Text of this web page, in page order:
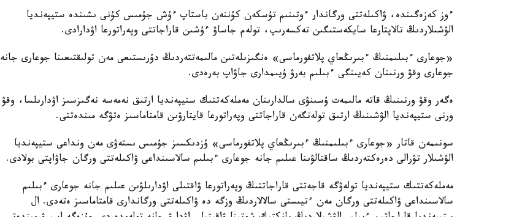
ءوز كەزەگىندە، ۋاكىلەتتى ورگاندار ءوتىنىم تۇسكەن كۇننەن باستاپ ءۇش جۇمىس كۇنى ىشىندە ستيپەنديا
الۋشىلاردىڭ تالاپتارعا سايكەستىگىن تەكسەرىپ، تولەم جاساۋ ءۇشىن قاراجاتتى وپەراتورعا اۋدارادى.
«جوعارى ءبىلىمنىڭ ءبىرىڭعاي پلاتفورماسى» ەنگىزىلەتىن مالىمەتتەردىڭ دۇرىستىعى مەن تولىقتىعىنا جوعارى جانە
جوعارى وقۋ ورنىنان كەيىنگى ءبىلىم بەرۋ ۇيىمدارى جاۋاپ بەرەدى.
ەگەر وقۋ ورنىنىڭ قاتە مالىمەت ۇسىنۋى سالدارىنان مەملەكەتتىك ستيپەنديا ارتىق نەمەسە نەگىزسىز اۋدارىلسا، وقۋ
ورنى ستيپەنديا الۋشىنىڭ ارتىق تولەنگەن قاراجاتتى وپەراتورعا قايتارۋىن قامتاماسىز ەتۋگە مىندەتتى.
سونىمەن قاتار «جوعارى ءبىلىمنىڭ ءبىرىڭعاي پلاتفورماسى» ۇزدىكسىز جۇمىس ىستەۋى مەن ونداعى ستيپەنديا
الۋشىلار تۋرالى دەرەكتەردىڭ ساقتالۋىنا عىلىم جانە جوعارى ءبىلىم سالاسىنداعى ۋاكىلەتتى ورگان جاۋاپتى بولادى.
مەملەكەتتىك ستيپەنديا تولەۋگە قاجەتتى قاراجاتتىڭ وپەراتورعا ۋاقتىلى اۋدارىلۋىن عىلىم جانە جوعارى ءبىلىم
سالاسىنداعى ۋاكىلەتتى ورگان مەن ءتيىستى سالالاردىڭ وزگە دە ۋاكىلەتتى ورگاندارى قامتاماسىز ەتەدى. ال